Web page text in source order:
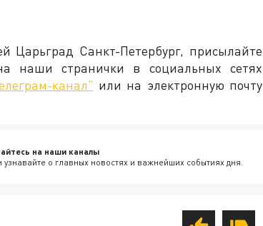
Царьград Санкт-Петербург, присылайте
наши странички в социальных сетях
канал" или на электронную почту
на наши каналы
о главных новостях и важнейших событиях дня.